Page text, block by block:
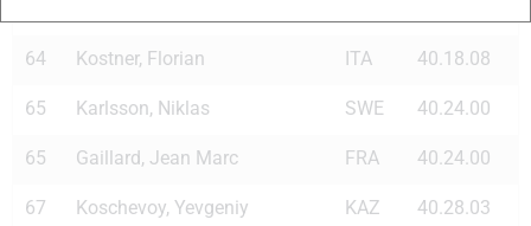
64 Kostner, Florian ITA 40.18.08
65 Karlsson, Niklas SWE 40.24.00
65 Gaillard, Jean Marc FRA 40.24.00
67 Koschevoy, Yevgeniy KAZ 40.28.03